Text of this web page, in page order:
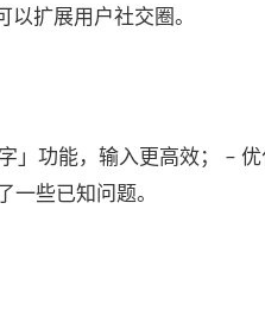
扩展用户社交圈。
」功能，输入更高效； –
一些已知问题。